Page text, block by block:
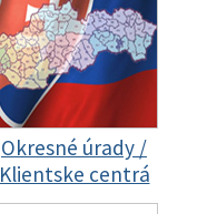
Okresné úrady /
Klientske centrá